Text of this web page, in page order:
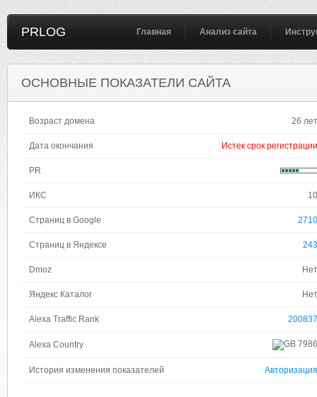
PRLOG Главная Анализ сайта
ОСНОВНЫЕ ПОКАЗАТЕЛИ САЙТА
Возраст домена 26 лет
Дата окончания Истек срок регистрации
PR
ИКС 10
Страниц в Google 2710
Страниц в Яндексе 243
Dmoz Нет
Яндекс Каталог Нет
Alexa Traffic Rank 200837
Alexa Country 7986
История изменения показателей Авторизация